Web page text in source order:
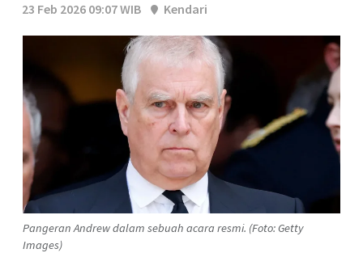
23 Feb 2026 09:07 WIB
Kendari
Pangeran Andrew dalam sebuah acara resmi. (Foto: Getty
Images)